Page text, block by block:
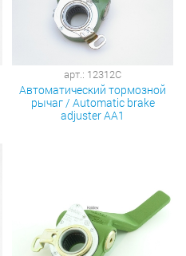
арт.: 12312C
Автоматический тормозной
рычаг / Automatic brake
adjuster AA1